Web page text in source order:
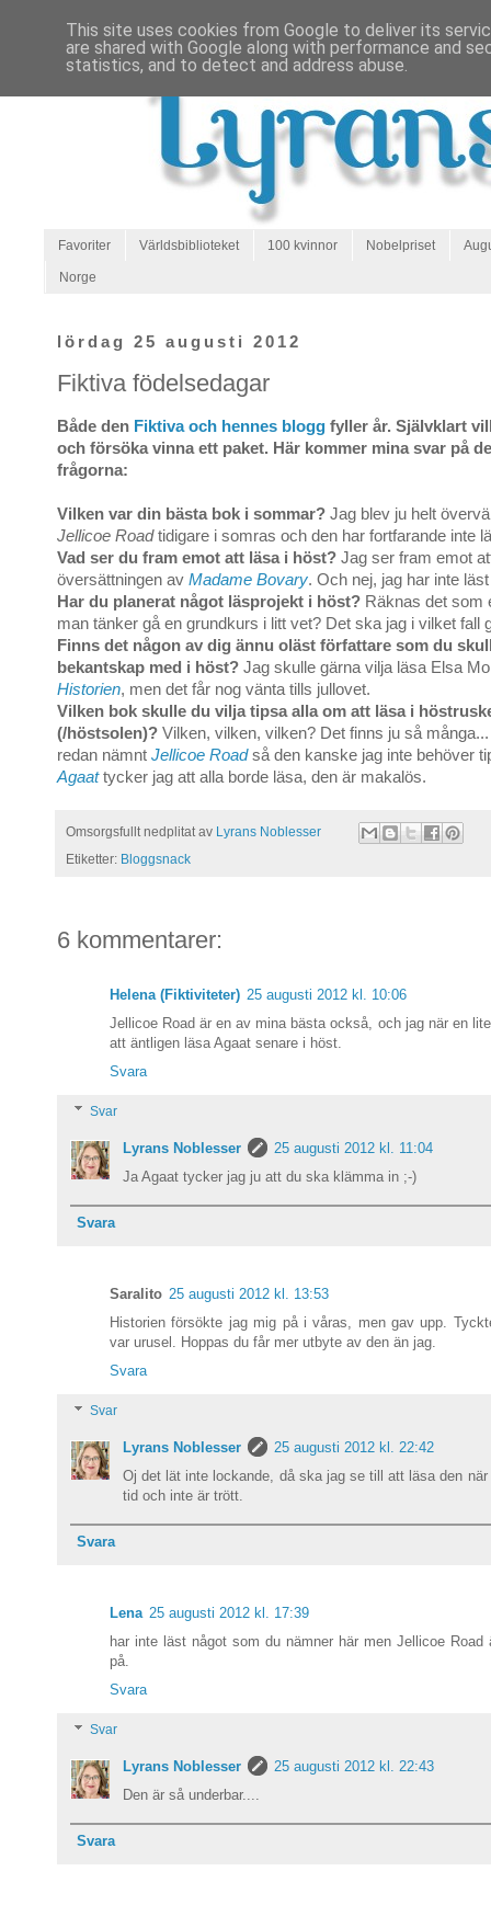
Favoriter Världsbiblioteket 100 kvinnor Nobelpriset
Norge
lördag 25 augusti 2012
Fiktiva födelsedagar
Både den Fiktiva och hennes blogg fyller år. Självklart
och försöka vinna ett paket. Här kommer mina svar på
frågorna:
Vilken var din bästa bok i sommar? Jag blev ju helt
Jellicoe Roadtidigare i somras och den har fortfarande inte
Vad ser du fram emot att läsa i höst? Jag ser fram emot
översättningen av Madame Bovary. Och nej, jag har inte
Har du planerat något läsprojekt i höst? Räknas det som
man tänker gå en grundkurs i litt vet? Det ska jag i vilket fall
Finns det någon av dig ännu oläst författare som du
bekantskap med i höst? Jag skulle gärna vilja läsa Elsa
Historien, men det får nog vänta tills jullovet.
Vilken bok skulle du vilja tipsa alla om att läsa i
(/höstsolen)? Vilken, vilken, vilken? Det finns ju så
redan nämnt Jellicoe Roadså den kanske jag inte behöver
Agaattycker jag att alla borde läsa, den är makalös.
Omsorgsfullt nedplitat av Lyrans Noblesser
Etiketter: Bloggsnack
6 kommentarer:
Helena (Fiktiviteter) 25 augusti 2012 kl. 10:06
Jellicoe Road är en av mina bästa också, och jag när en
att äntligen läsa Agaat senare i höst.
Svara
Svar
Lyrans Noblesser
25 augusti 2012 kl. 11:04
Ja Agaat tycker jag ju att du ska klämma in ;-)
Svara
Saralito 25 augusti 2012 kl. 13:53
Historien försökte jag mig på i våras, men gav upp.
var urusel. Hoppas du får mer utbyte av den än jag.
Svara
Svar
Lyrans Noblesser
25 augusti 2012 kl. 22:42
Oj det lät inte lockande, då ska jag se till att läsa den
tid och inte är trött.
Svara
Lena 25 augusti 2012 kl. 17:39
har inte läst något som du nämner här men Jellicoe
på.
Svara
Svar
Lyrans Noblesser
25 augusti 2012 kl. 22:43
Den är så underbar....
Svara
This site uses cookies from Google to deliver its
are shared with Google along with performance and
statistics, and to detect and address abuse.